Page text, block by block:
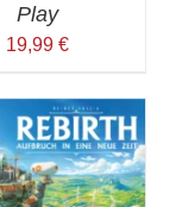
Play
19,99 €